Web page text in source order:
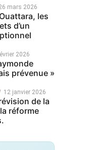
mars 2026
les
d’un
2026
prévenue »
12 janvier 2026
de la
réforme